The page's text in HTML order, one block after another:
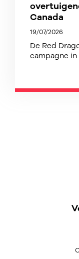
Canada
19/07/2026
De Red
campagne in